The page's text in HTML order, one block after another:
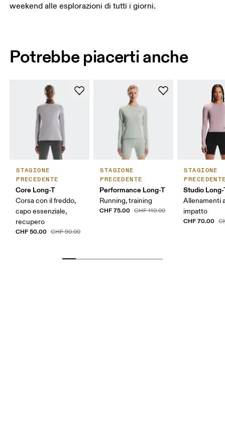
weekend alle esplorazioni di tutti i giorni.
Potrebbe piacerti anche
STAGIONE
PRECEDENTE
Core Long-T
Corsa con il freddo,
capo essenziale,
recupero
CHF 50.00 CHF 90.00
STAGIONE
PRECEDENTE
Performance Long-T
Running, training
CHF 75.00 CHF 110.00
STAGIONE
Studio
Allenamenti
impatto
CHF 70.00